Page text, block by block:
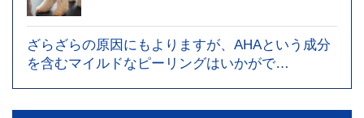
ざらざらの原因にもよりますが、AHAという成分
を含むマイルドなピーリングはいかがで…